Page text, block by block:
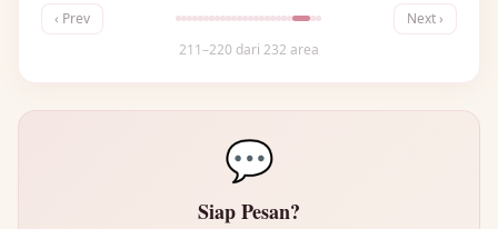
‹ Prev
Next ›
211–220 dari 232 area
💬
Siap Pesan?